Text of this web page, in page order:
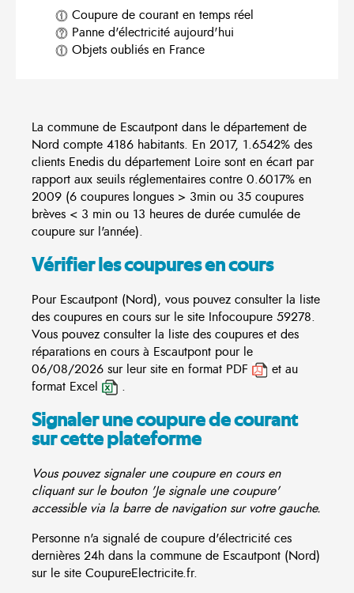
Coupure de courant en temps réel
Panne d'électricité aujourd'hui
Objets oubliés en France
La commune de Escautpont dans le département de
Nord compte 4186 habitants. En 2017, 1.6542% des
clients Enedis du département Loire sont en écart par
rapport aux seuils réglementaires contre 0.6017% en
2009 (6 coupures longues > 3min ou 35 coupures
brèves < 3 min ou 13 heures de durée cumulée de
coupure sur l'année).
Vérifier les coupures en cours
Pour Escautpont (Nord), vous pouvez consulter la liste
des coupures en cours sur le site Infocoupure 59278.
Vous pouvez consulter la liste des coupures et des
réparations en cours à Escautpont pour le
06/08/2026 sur leur site en format PDF
et au
format Excel
.
Signaler une coupure de courant
sur cette plateforme
Vous pouvez signaler une coupure en cours en
cliquant sur le bouton 'Je signale une coupure'
accessible via la barre de navigation sur votre gauche.
Personne n'a signalé de coupure d'électricité ces
dernières 24h dans la commune de Escautpont (Nord)
sur le site CoupureElectricite.fr.